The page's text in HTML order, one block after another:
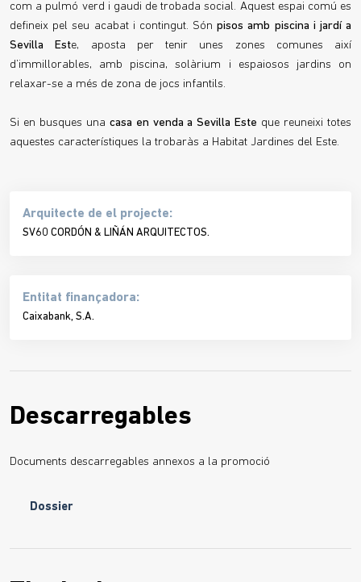
com a pulmó verd i gaudi de trobada social. Aquest espai comú es
defineix pel seu acabat i contingut. Sónpisos amb piscina i jardí a
Sevilla Este, aposta per tenir unes zones comunes així
d’immillorables, amb piscina, solàrium i espaiosos jardins on
relaxar-se a més de zona de jocs infantils.
Si en busques una casa en venda a Sevilla Este que reuneixi totes
aquestes característiques la trobaràs a Habitat Jardines del Este.
Arquitecte de el projecte:
SV60 CORDÓN & LIÑÁN ARQUITECTOS.
Entitat finançadora:
Caixabank, S.A.
Descarregables
Documents descarregables annexos a la promoció
Dossier